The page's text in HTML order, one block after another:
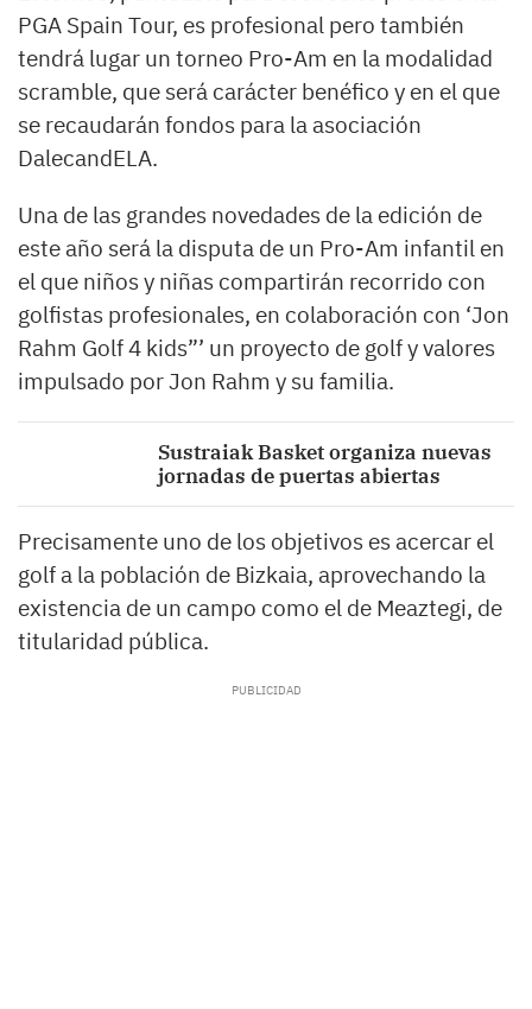
PGA Spain Tour, es profesional pero también
tendrá lugar un torneo Pro-Am en la modalidad
scramble, que será carácter benéfico y en el que
se recaudarán fondos para la asociación
DalecandELA.
Una de las grandes novedades de la edición de
este año será la disputa de un Pro-Am infantil en
el que niños y niñas compartirán recorrido con
golfistas profesionales, en colaboración con ‘Jon
Rahm Golf 4 kids”’ un proyecto de golf y valores
impulsado por Jon Rahm y su familia.
Sustraiak Basket organiza nuevas
jornadas de puertas abiertas
Precisamente uno de los objetivos es acercar el
golf a la población de Bizkaia, aprovechando la
existencia de un campo como el de Meaztegi, de
titularidad pública.